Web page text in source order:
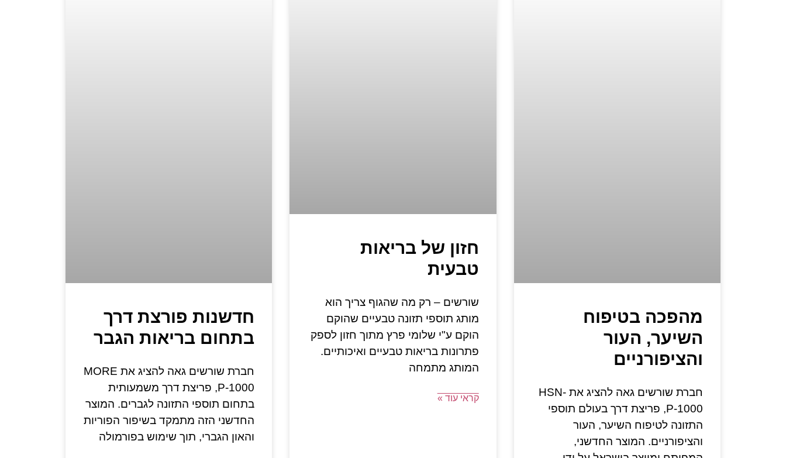
מהפכה בטיפוח
השיער, העור
והציפורניים
חברת שורשים גאה להציג את HSN-
P-1000, פריצת דרך בעולם תוספי
התזונה לטיפוח השיער, העור
והציפורניים. המוצר החדשני,
חזון של בריאות
טבעית
שורשים – רק מה שהגוף צריך הוא
מותג תוספי תזונה טבעיים שהוקם
הוקם ע"י שלומי פרץ מתוך חזון לספק
פתרונות בריאות טבעיים ואיכותיים.
המותג מתמחה
קראי עוד »
חדשנות פורצת דרך
בתחום בריאות הגבר
חברת שורשים גאה להציג את MORE
P-1000, פריצת דרך משמעותית
בתחום תוספי התזונה לגברים. המוצר
החדשני הזה מתמקד בשיפור הפוריות
והאון הגברי, תוך שימוש בפורמולה